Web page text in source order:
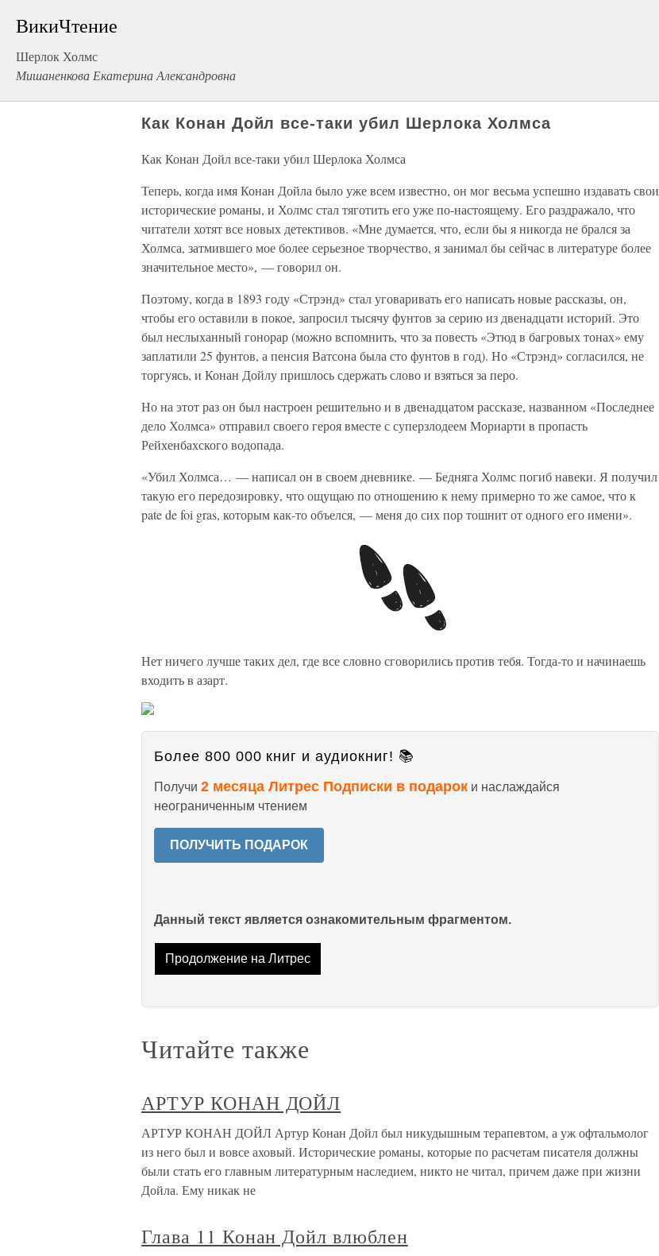
ВикиЧтение
Шерлок Холмс
Мишаненкова Екатерина Александровна
Как Конан Дойл все-таки убил Шерлока Холмса
Как Конан Дойл все-таки убил Шерлока Холмса
Теперь, когда имя Конан Дойла было уже всем известно, он мог весьма успешно издавать свои
исторические романы, и Холмс стал тяготить его уже по-настоящему. Его раздражало, что
читатели хотят все новых детективов. «Мне думается, что, если бы я никогда не брался за
Холмса, затмившего мое более серьезное творчество, я занимал бы сейчас в литературе более
значительное место», — говорил он.
Поэтому, когда в 1893 году «Стрэнд» стал уговаривать его написать новые рассказы, он,
чтобы его оставили в покое, запросил тысячу фунтов за серию из двенадцати историй. Это
был неслыханный гонорар (можно вспомнить, что за повесть «Этюд в багровых тонах» ему
заплатили 25 фунтов, а пенсия Ватсона была сто фунтов в год). Но «Стрэнд» согласился, не
торгуясь, и Конан Дойлу пришлось сдержать слово и взяться за перо.
Но на этот раз он был настроен решительно и в двенадцатом рассказе, названном «Последнее
дело Холмса» отправил своего героя вместе с суперзлодеем Мориарти в пропасть
Рейхенбахского водопада.
«Убил Холмса… — написал он в своем дневнике. — Бедняга Холмс погиб навеки. Я получил
такую его передозировку, что ощущаю по отношению к нему примерно то же самое, что к
pate de foi gras, которым как-то объелся, — меня до сих пор тошнит от одного его имени».
Нет ничего лучше таких дел, где все словно сговорились против тебя. Тогда-то и начинаешь
входить в азарт.
Более 800 000 книг и аудиокниг! 📚
Получи 2 месяца Литрес Подписки в подарок и наслаждайся
неограниченным чтением
ПОЛУЧИТЬ ПОДАРОК
Данный текст является ознакомительным фрагментом.
Продолжение на Литрес
Читайте также
АРТУР КОНАН ДОЙЛ
АРТУР КОНАН ДОЙЛ Артур Конан Дойл был никудышным терапевтом, а уж офтальмолог
из него был и вовсе аховый. Исторические романы, которые по расчетам писателя должны
были стать его главным литературным наследием, никто не читал, причем даже при жизни
Дойла. Ему никак не
Глава 11 Конан Дойл влюблен